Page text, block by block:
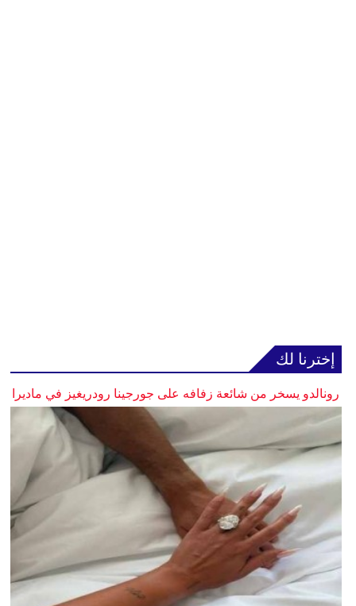
إخترنا لك
رونالدو يسخر من شائعة زفافه على جورجينا رودريغيز في ماديرا